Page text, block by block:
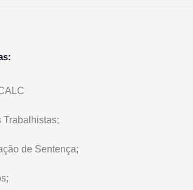
Trabalhistas;
de Sentença;